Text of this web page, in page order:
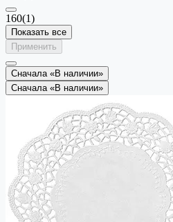
160(1)
Показать все
Применить
Сначала «В наличии»
Сначала «В наличии»